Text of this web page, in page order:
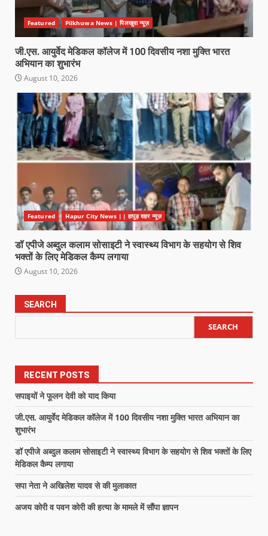
Featured Pilkhuwa News | पिलखुवा न्यूज़
जी.एस. आयुर्वेद मेडिकल कॉलेज में 100 दिवसीय नशा मुक्ति भारत
अभियान का शुभारंभ
August 10, 2026
Featured Hapur City News || हापुड़ शहर न्यूज़
डॉ एपीजे अब्दुल कलाम सोसाइटी ने स्वास्थ्य विभाग के सहयोग से शिव
भक्तों के लिए मेडिकल कैम्प लगाया
August 10, 2026
SEARCH
SEARCH
RECENT POSTS
सपाइयों ने फूलन देवी को याद किया
जी.एस. आयुर्वेद मेडिकल कॉलेज में 100 दिवसीय नशा मुक्ति भारत अभियान का
शुभारंभ
डॉ एपीजे अब्दुल कलाम सोसाइटी ने स्वास्थ्य विभाग के सहयोग से शिव भक्तों के लिए
मेडिकल कैम्प लगाया
सपा नेता ने अखिलेश यादव से की मुलाकात
अजय कोरी व पवन कोरी की हत्या के मामले में सौंपा ज्ञापन